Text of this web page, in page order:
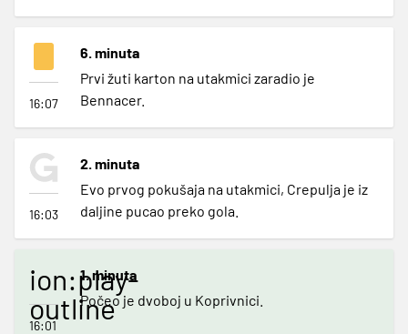
16:07
6. minuta
Prvi žuti karton na utakmici zaradio je
Bennacer.
16:03
2. minuta
Evo prvog pokušaja na utakmici, Crepulja je iz
daljine pucao preko gola.
ion:play-
outline
16:01
1. minuta
Počeo je dvoboj u Koprivnici.